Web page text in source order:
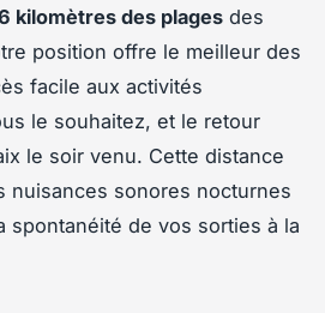
kilomètres des plages des
position offre le meilleur des
facile aux activités
le souhaitez, et le retour
le soir venu. Cette distance
nuisances sonores nocturnes
spontanéité de vos sorties à la